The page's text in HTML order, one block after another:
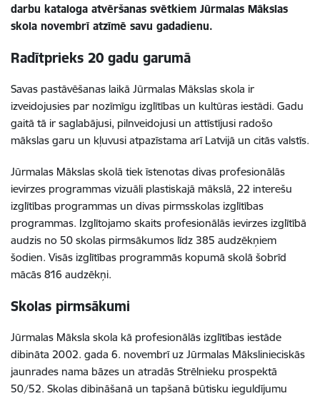
darbu kataloga atvēršanas svētkiem Jūrmalas Mākslas
skola novembrī atzīmē savu gadadienu.
Radītprieks 20 gadu garumā
Savas pastāvēšanas laikā Jūrmalas Mākslas skola ir
izveidojusies par nozīmīgu izglītības un kultūras iestādi. Gadu
gaitā tā ir saglabājusi, pilnveidojusi un attīstījusi radošo
mākslas garu un kļuvusi atpazīstama arī Latvijā un citās valstīs.
Jūrmalas Mākslas skolā tiek īstenotas divas profesionālās
ievirzes programmas vizuāli plastiskajā mākslā, 22 interešu
izglītības programmas un divas pirmsskolas izglītības
programmas. Izglītojamo skaits profesionālās ievirzes izglītībā
audzis no 50 skolas pirmsākumos līdz 385 audzēkņiem
šodien. Visās izglītības programmās kopumā skolā šobrīd
mācās 816 audzēkņi.
Skolas pirmsākumi
Jūrmalas Māksla skola kā profesionālās izglītības iestāde
dibināta 2002. gada 6. novembrī uz Jūrmalas Mākslinieciskās
jaunrades nama bāzes un atradās Strēlnieku prospektā
50/52. Skolas dibināšanā un tapšanā būtisku ieguldījumu